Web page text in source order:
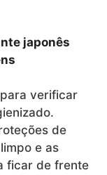
japonês
verificar
de
e as
ficar de frente